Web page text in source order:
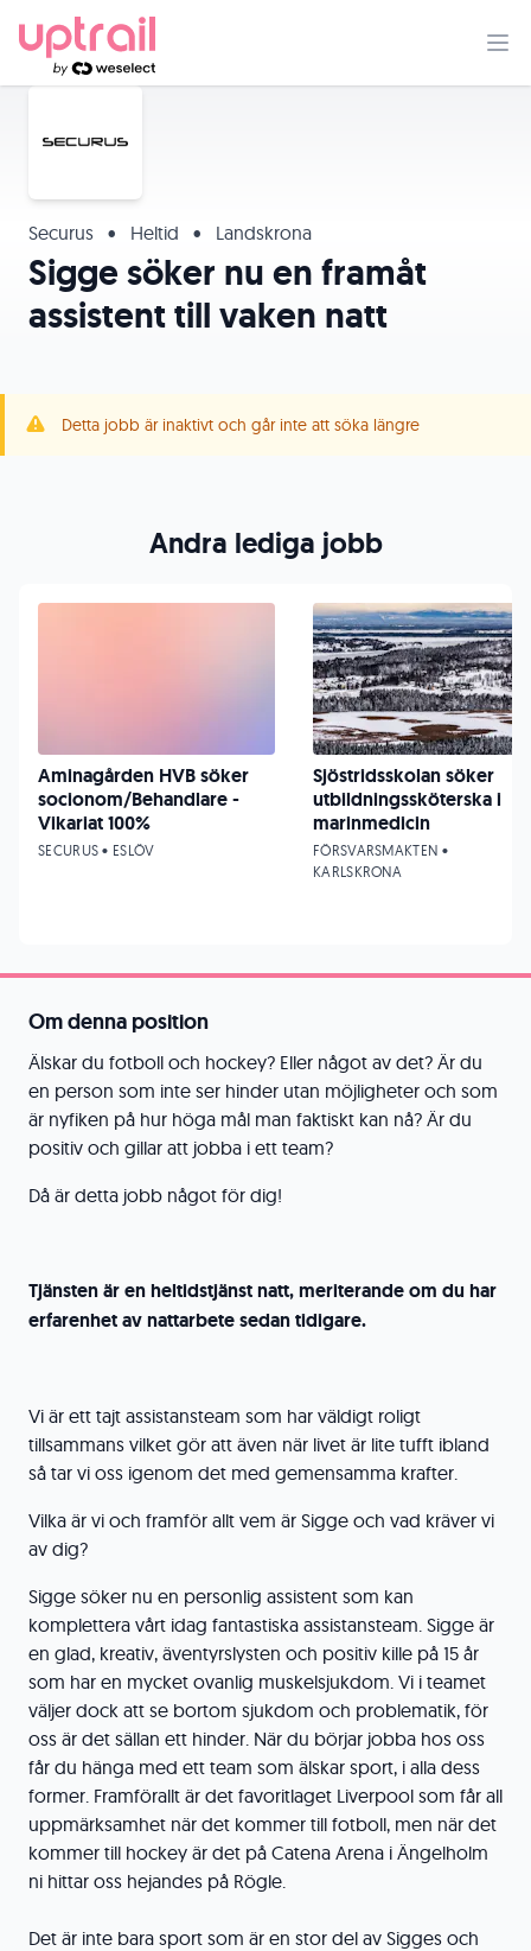
Securus • Heltid • Landskrona
Sigge söker nu en framåt
assistent till vaken natt
Detta jobb är inaktivt och går inte att söka längre
Om denna position
Älskar du fotboll och hockey? Eller något av det? Är du
en person som inte ser hinder utan möjligheter och som
är nyfiken på hur höga mål man faktiskt kan nå? Är du
positiv och gillar att jobba i ett team?
Då är detta jobb något för dig!
Tjänsten är en heltidstjänst natt, meriterande om du har
erfarenhet av nattarbete sedan tidigare.
Vi är ett tajt assistansteam som har väldigt roligt
tillsammans vilket gör att även när livet är lite tufft ibland
så tar vi oss igenom det med gemensamma krafter.
Vilka är vi och framför allt vem är Sigge och vad kräver vi
av dig?
Sigge söker nu en personlig assistent som kan
komplettera vårt idag fantastiska assistansteam. Sigge är
en glad, kreativ, äventyrslysten och positiv kille på 15 år
som har en mycket ovanlig muskelsjukdom. Vi i teamet
väljer dock att se bortom sjukdom och problematik, för
oss är det sällan ett hinder. När du börjar jobba hos oss
får du hänga med ett team som älskar sport, i alla dess
former. Framförallt är det favoritlaget Liverpool som får all
uppmärksamhet när det kommer till fotboll, men när det
kommer till hockey är det på Catena Arena i Ängelholm
ni hittar oss hejandes på Rögle.
Det är inte bara sport som är en stor del av Sigges och
Andra lediga jobb
Aminagården HVB söker
socionom/Behandlare -
Vikariat 100%
SECURUS • ESLÖV
Sjöstridsskolan söker
utbildningssköterska i
marinmedicin
FÖRSVARSMAKTEN •
KARLSKRONA